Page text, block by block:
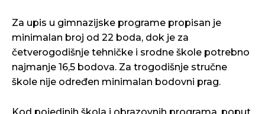
Za upis u gimnazijske programe propisan je
minimalan broj od 22 boda, dok je za
četverogodišnje tehničke i srodne škole potrebno
najmanje 16,5 bodova. Za trogodišnje stručne
škole nije određen minimalan bodovni prag.